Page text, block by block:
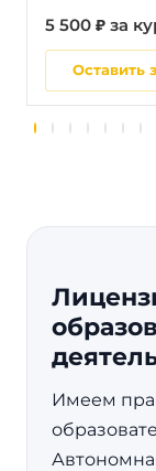
5 500 ₽ за
Оставить
Имеем